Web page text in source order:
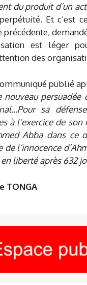
du produit d’un
Et c’est
précédente,
est léger
des
publié
nouveau persuadée
sa
à l’exercice de
Abba dans ce
de l’innocence
liberté après 632
TONGA